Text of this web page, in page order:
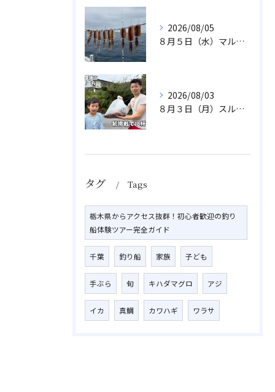
2026/08/05
８月５日（水）マルイカ
2026/08/03
８月３日（月）スルメイカ
タグ Tags
栃木県からアクセス抜群！初心者歓迎の釣り
船体験ツアー完全ガイド
千葉 釣り船 家族 子ども
手ぶら 旬 キハダマグロ アジ
イカ 真鯛 カワハギ ワラサ